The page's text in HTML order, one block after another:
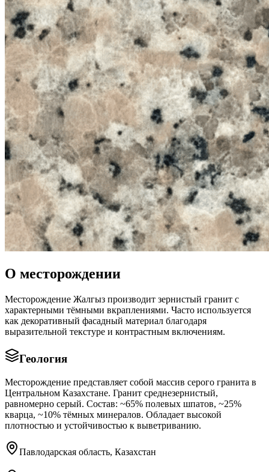
О месторождении
Месторождение Жалгыз производит зернистый гранит с
характерными тёмными вкраплениями. Часто используется
как декоративный фасадный материал благодаря
выразительной текстуре и контрастным включениям.
Геология
Месторождение представляет собой массив серого гранита в
Центральном Казахстане. Гранит среднезернистый,
равномерно серый. Состав: ~65% полевых шпатов, ~25%
кварца, ~10% тёмных минералов. Обладает высокой
плотностью и устойчивостью к выветриванию.
Павлодарская область, Казахстан